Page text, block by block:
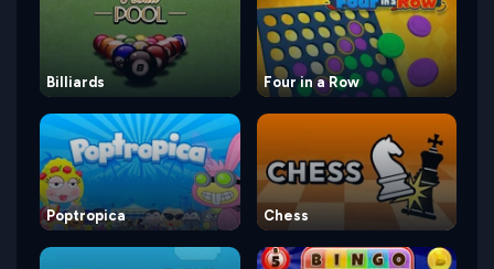
Billiards Four in a Row
Poptropica Chess